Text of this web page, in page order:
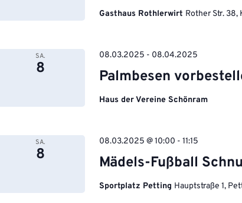
Gasthaus Rothlerwirt Rother Str. 38,
SA.
8 Palmbesen
08.03.2025 - 08.04.2025
Haus der Vereine Schönram
SA.
8 Mädels-Fußball
08.03.2025 @ 10:00 - 11:15
Sportplatz Petting Hauptstraße 1,